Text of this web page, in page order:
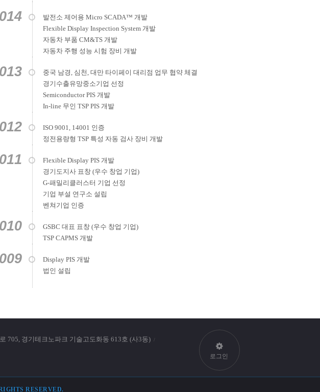
발전소 제어용 Micro SCADA™ 개발
Flexible Display Inspection System 개발
자동차 부품 CM&TS 개발
자동차 주행 성능 시험 장비 개발
중국 남경, 심천, 대만 타이페이 대리점 업무 협약 체결
경기수출유망중소기업 선정
Semiconductor PIS 개발
In-line 무인 TSP PIS 개발
ISO 9001, 14001 인증
정전용량형 TSP 특성 자동 검사 장비 개발
Flexible Display PIS 개발
경기도지사 표창 (우수 창업 기업)
G-패밀리클러스터 기업 선정
기업 부설 연구소 설립
벤쳐기업 인증
GSBC 대표 표창 (우수 창업 기업)
TSP CAPMS 개발
Display PIS 개발
법인 설립
705, 경기테크노파크 기술고도화동 613호 (사3동)
로그인
RESERVED.